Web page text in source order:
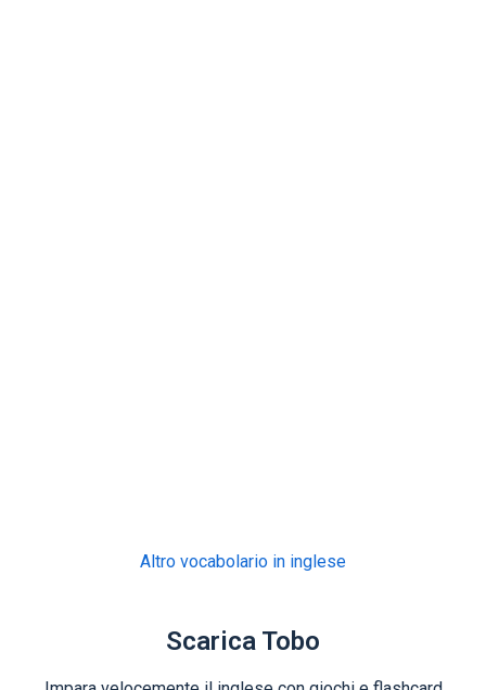
Altro vocabolario in inglese
Scarica Tobo